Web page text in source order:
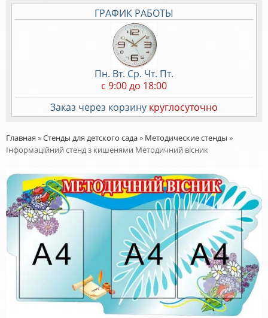
ГРАФИК РАБОТЫ
Пн. Вт. Ср. Чт. Пт.
c 9:00 до 18:00
Заказ через корзину круглосуточно
Главная »Стенды для детского сада» Методические стенды »
Інформаційний стенд з кишенями Методичний вісник